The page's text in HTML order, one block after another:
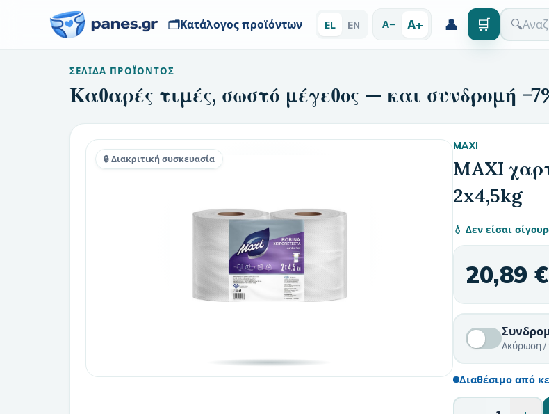
🔍
🗂️Κατάλογος προϊόντων EL EN Α− Α+ 👤 🛒
ΣΕΛΊΔΑ ΠΡΟΪΌΝΤΟΣ
Καθαρές τιμές, σωστό μέγεθος — και συνδρομή
🔒 Διακριτική συσκευασία
MAXI
MAXI
2x4,5kg
💧 Δεν είσαι
20,89 €
Ακύρωση /
Διαθέσιμο από